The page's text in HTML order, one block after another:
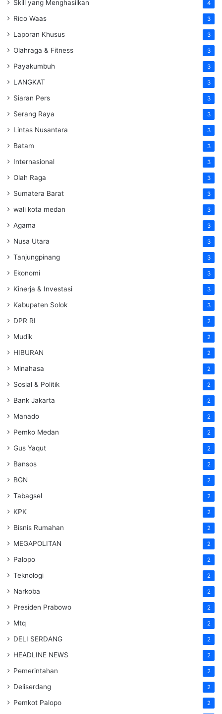
Skill yang Menghasilkan 4
Rico Waas 3
Laporan Khusus 3
Olahraga & Fitness 3
Payakumbuh 3
LANGKAT 3
Siaran Pers 3
Serang Raya 3
Lintas Nusantara 3
Batam 3
Internasional 3
Olah Raga 3
Sumatera Barat 3
wali kota medan 3
Agama 3
Nusa Utara 3
Tanjungpinang 3
Ekonomi 3
Kinerja & Investasi 3
Kabupaten Solok 3
DPR RI 2
Mudik 2
HIBURAN 2
Minahasa 2
Sosial & Politik 2
Bank Jakarta 2
Manado 2
Pemko Medan 2
Gus Yaqut 2
Bansos 2
BGN 2
Tabagsel 2
KPK 2
Bisnis Rumahan 2
MEGAPOLITAN 2
Palopo 2
Teknologi 2
Narkoba 2
Presiden Prabowo 2
Mtq 2
DELI SERDANG 2
HEADLINE NEWS 2
Pemerintahan 2
Deliserdang 2
Pemkot Palopo 2